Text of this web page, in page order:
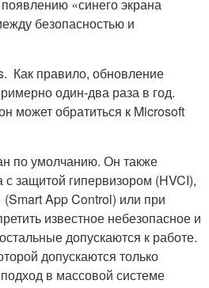
«синего экрана
безопасностью и
Как правило, обновление
один-два раза в год.
может обратиться к Microsoft
по умолчанию. Он также
защитой гипервизором (HVCI),
(Smart App Control) или при
известное небезопасное и
допускаются к работе.
допускаются только
в массовой системе